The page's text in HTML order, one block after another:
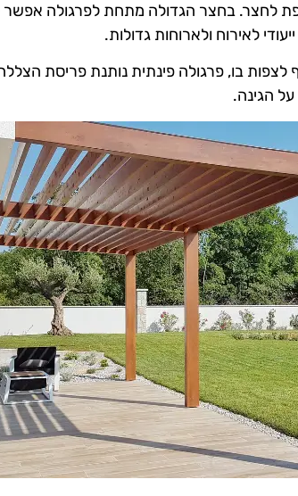
לחצר. בחצר הגדולה מתחת לפרגולה אפשר
לאירוח ולארוחות גדולות.
לצפות בו, פרגולה פינתית נותנת פריסת
הגינה.